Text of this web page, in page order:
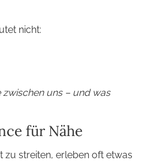
nicht:
uns – und was
für Nähe
zu streiten, erleben oft etwas